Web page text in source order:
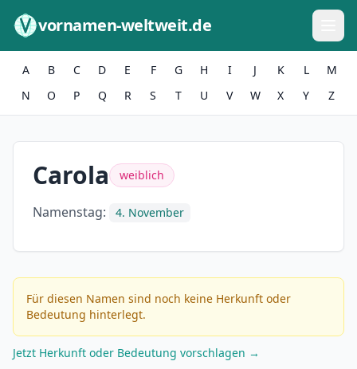
vornamen-weltweit.de
A B C D E F G H I J K L
M
N
O P Q R S T U V W X Y Z
Carola weiblich
Namenstag: 4. November
Für diesen Namen sind noch keine Herkunft oder
Bedeutung hinterlegt.
Jetzt Herkunft oder Bedeutung vorschlagen →